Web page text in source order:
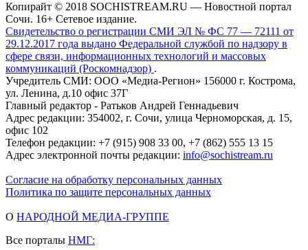
Копирайт © 2018 SOCHISTREAM.RU — Новостной портал
Сочи. 16+ Сетевое издание.
Свидетельство о регистрации СМИ ЭЛ № ФС 77 — 72111 от
29.12.2017 года выдано Федеральной службой по надзору в
сфере связи, информационных технологий и массовых
коммуникаций (Роскомнадзор) .
Учредитель СМИ: ООО «Медиа-Регион» 156000 г. Кострома,
ул. Ленина, д.10 офис 37Г
Главный редактор - Ратьков Андрей Геннадьевич
Адрес редакции: 354002, г. Сочи, улица Черноморская, д. 15,
офис 102
Телефон редакции: +7 (915) 908 33 00, +7 (862) 555 13 15
Адрес электронной почты редакции: info@sochistream.ru
Согласие на обработку персональных данных
Политика по защите персональных данных
О НАРОДНОЙ МЕДИА-ГРУППЕ
Все порталы НМГ: